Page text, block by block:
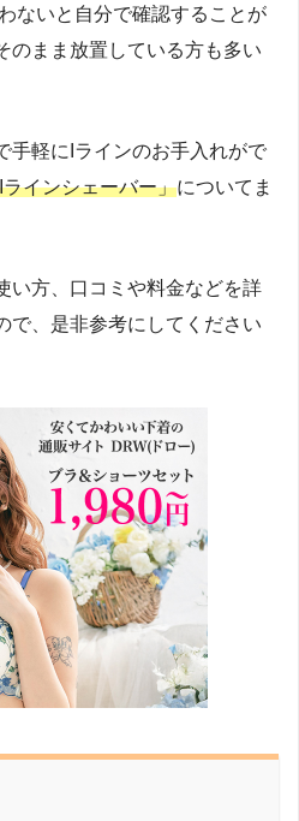
ないと自分で確認することが
のまま放置している方も多い
手軽にIラインのお手入れがで
ラインシェーバー」についてま
い方、口コミや料金などを詳
で、是非参考にしてください